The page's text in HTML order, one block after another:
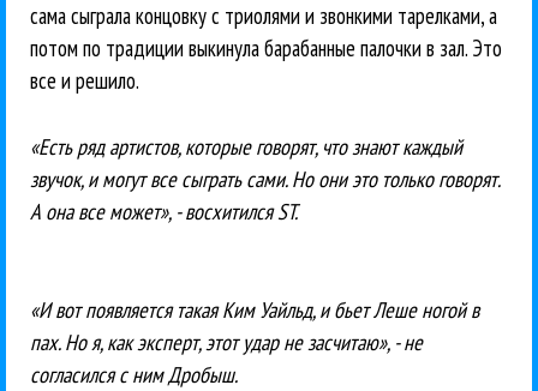
сама сыграла концовку с триолями и звонкими тарелками, а
потом по традиции выкинула барабанные палочки в зал. Это
все и решило.
«Есть ряд артистов, которые говорят, что знают каждый
звучок, и могут все сыграть сами. Но они это только говорят.
А она все может», - восхитился ST.
«И вот появляется такая Ким Уайльд, и бьет Леше ногой в
пах. Но я, как эксперт, этот удар не засчитаю», - не
согласился с ним Дробыш.